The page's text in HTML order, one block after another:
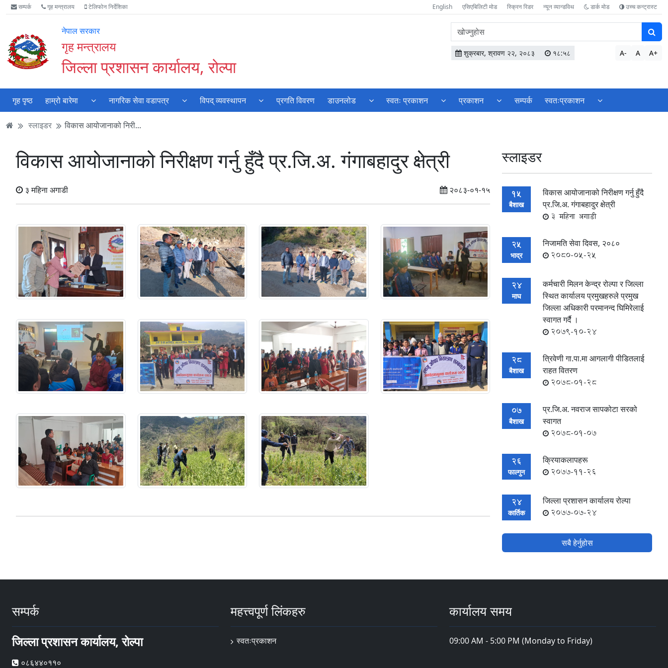
Accessibility
Mode
गर्नुहोस्
मुख्य
सामाग्री
मुख्य
नेभिगेसन
वेबसाइट
खोजमा
सम्पर्क गृह मन्त्रालय टेलिफोन निर्देशिका English एसिएबिलिटी मोड स्क्रिन रिडर न्यून व्यान्डविथ डार्क मोड उच्च कन्ट्रास्ट
नेपाल सरकार
गृह मन्त्रालय
जिल्ला प्रशासन कार्यालय, रोल्पा
वेबसाइटमा
सामग्री
खोज्नुहोस
शुक्रबार, श्रावण २२, २०८३ १८:५८ A- A A+
गृह पृष्ठ हाम्रो बारेमा नागरिक सेवा वडापत्र विपद् व्यवस्थापन प्रगति विवरण डाउनलोड स्वतः प्रकाशन प्रकाशन सम्पर्क स्वतःप्रकाशन
स्लाइडर विकास आयोजानाको निरी...
विकास आयोजानाको निरीक्षण गर्नु हुँदै प्र.जि.अ. गंगाबहादुर क्षेत्री
३ महिना अगाडी २०८३-०१-१५
स्लाइडर
15
बैशाख
विकास आयोजानाको निरीक्षण गर्नु हुँदै
प्र.जि.अ. गंगाबहादुर क्षेत्री
3 महिना अगाडी
25
भाद्र
निजामति सेवा दिवस, २०८०
2080-05-25
24
माघ
कर्मचारी मिलन केन्द्र रोल्पा र जिल्ला
स्थित कार्यालय प्रमुखहरुले प्रमुख
जिल्ला अधिकारी परमानन्द घिमिरेलाई
स्वागत गर्दै ।
2079-10-24
28
बैशाख
त्रिवेणी गा.पा.मा आगलागी पीडितलाई
राहत वितरण
2078-01-28
07
बैशाख
प्र.जि.अ. नवराज सापकोटा सरको
स्वागत
2078-01-07
26
फाल्गुन
क्रियाकलापहरू
2077-11-26
24
कार्तिक
जिल्ला प्रशासन कार्यालय रोल्पा
2077-07-24
सबै हेर्नुहोस
सम्पर्क
जिल्ला प्रशासन कार्यालय, रोल्पा
०८६४४०११०
महत्त्वपूर्ण लिंकहरु
स्वतःप्रकाशन
कार्यालय समय
09:00 AM - 5:00 PM (Monday to Friday)